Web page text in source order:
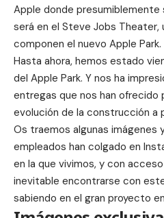
Apple donde presumiblemente
será en el Steve Jobs Theater,
componen el nuevo Apple Park.
Hasta ahora, hemos estado
del Apple Park. Y nos ha
entregas que nos han ofrecido
evolución de la construcción a
Os traemos algunas imágenes
empleados han colgado en
en la que vivimos, y con
inevitable encontrarse con
sabiendo en el gran proyecto